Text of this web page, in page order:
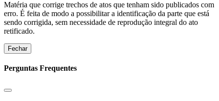
Matéria que corrige trechos de atos que tenham sido publicados com
erro. É feita de modo a possibilitar a identificação da parte que está
sendo corrigida, sem necessidade de reprodução integral do ato
retificado.
Fechar
Perguntas Frequentes